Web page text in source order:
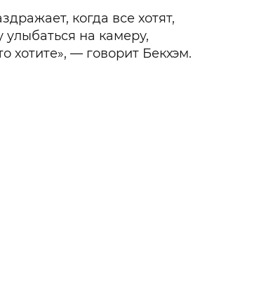
когда все хотят,
на камеру,
хотите», — говорит Бекхэм.